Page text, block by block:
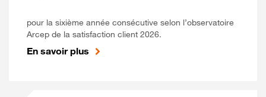
pour la sixième année consécutive selon l’observatoire
Arcep de la satisfaction client 2026.
En savoir plus